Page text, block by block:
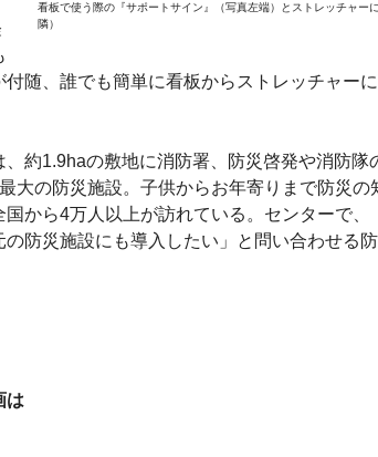
看板で使う際の『サポートサイン』（写真左端）とストレッチャー
隣）
随、誰でも簡単に看板からストレッチャー
約1.9haの敷地に消防署、防災啓発や消防隊
大の防災施設。子供からお年寄りまで防災の
から4万人以上が訪れている。センターで、
防災施設にも導入したい」と問い合わせる
は